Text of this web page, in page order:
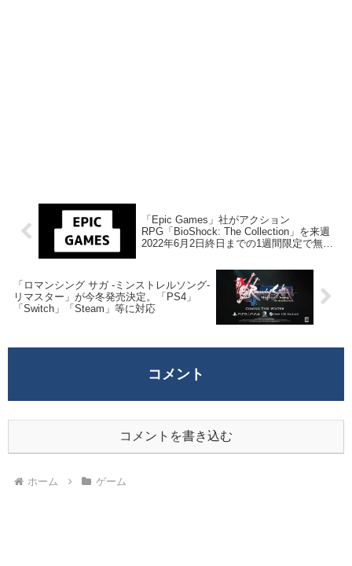
「Epic Games」社がアクション
RPG「BioShock: The Collection」を来週
2022年6月2日終日までの1週間限定で無料
「ロマンシング サガ -ミンストレルソング-
リマスター」が今冬発売決定。「PS4」
「Switch」「Steam」等に対応
コメント
コメントを書き込む
ホーム ゲーム